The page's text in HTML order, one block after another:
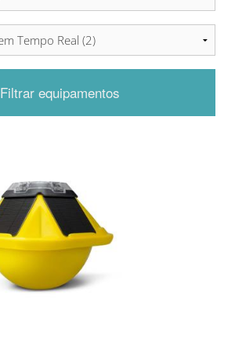
Filtrar equipamentos